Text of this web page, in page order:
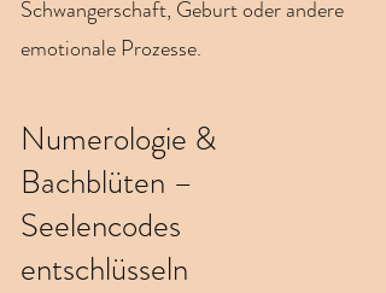
Schwangerschaft, Geburt oder andere
emotionale Prozesse.
Numerologie &
Bachblüten –
Seelencodes
entschlüsseln